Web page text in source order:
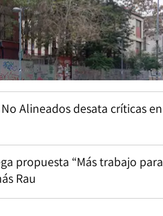
Alineados desata críticas en
propuesta “Más trabajo para
Rau